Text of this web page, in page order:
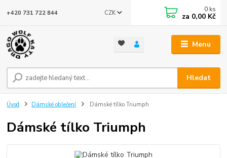
Menu
CZK
Hledat
+420 731 722 844 0 ks
za 0,00 Kč
Úvod Dámské oblečení Dámské tílko Triumph
Dámské tílko Triumph